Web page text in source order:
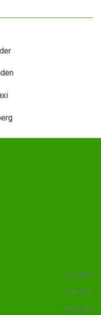
7 aug 2026
4 maj 2026
9 apr 2026